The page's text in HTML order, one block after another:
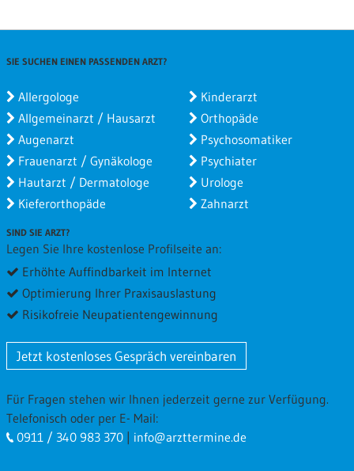
Mi 12.11.2014 vonNat(Verifizierter Patient)
Besuchsgrund
Although I had to wait for about an hour, the doctor
himself was excellent - friendly, careful and explained
everything in detail. And it is possible to make an
appointment within a week which is very convenient.
Mo 06.10.2014 von (Verifizierter Patient)
Besuchsgrund
Wartezeit
Excelent, super. Kann nur empfehlen...
Besuchsgrund
Wartezeit
Wunderbar. Ich war gut betreut. Mehr kann ich nicht
sagen.
SIE SUCHEN EINEN PASSENDEN ARZT?
Allergologe
Allgemeinarzt / Hausarzt
Augenarzt
Frauenarzt / Gynäkologe
Hautarzt / Dermatologe
Kieferorthopäde
Kinderarzt
Orthopäde
Psychosomatiker
Psychiater
Urologe
Zahnarzt
SIND SIE ARZT?
Legen Sie Ihre kostenlose Profilseite an:
Erhöhte Auffindbarkeit im Internet
Optimierung Ihrer Praxisauslastung
Risikofreie Neupatientengewinnung
Jetzt kostenloses Gespräch vereinbaren
Für Fragen stehen wir Ihnen jederzeit gerne zur Verfügung.
Telefonisch oder per E- Mail:
0911 / 340 983 370 | info@arzttermine.de